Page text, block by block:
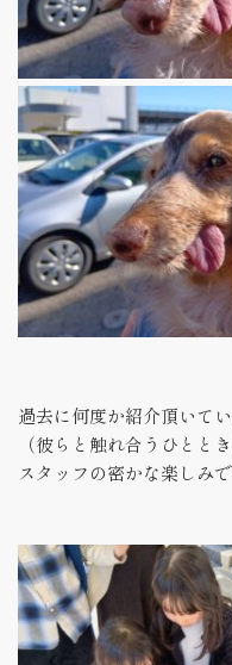
過去に何度か紹介頂いて
（彼らと触れ合うひととき
スタッフの密かな楽しみで